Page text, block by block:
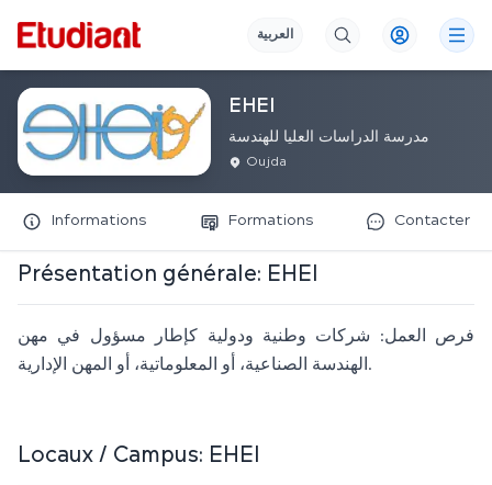
العربية
EHEI
مدرسة الدراسات العليا للهندسة
Oujda
Informations Formations Contacter
Présentation générale: EHEI
فرص العمل: شركات وطنية ودولية كإطار مسؤول في مهن
الهندسة الصناعية، أو المعلوماتية، أو المهن الإدارية.
Locaux / Campus: EHEI